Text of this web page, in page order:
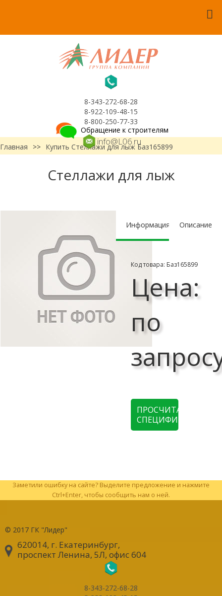
8-343-272-68-28
8-922-109-48-15
8-800-250-77-33
info@L06.ru
Обращение к строителям
Главная
>> Купить Стеллажи для лыж Баз165899
Стеллажи для лыж
Информация Описание
Код товара: Баз165899
Цена:
по
ПРОСЧИТАТЬ
СПЕЦИФИКАЦИЮ
Заметили ошибку на сайте? Выделите предложение и нажмите
Ctrl+Enter, чтобы сообщить нам о ней.
© 2017 ГК "Лидер"
620014, г. Екатеринбург,
проспект Ленина, 5Л, офис 604
8-343-272-68-28